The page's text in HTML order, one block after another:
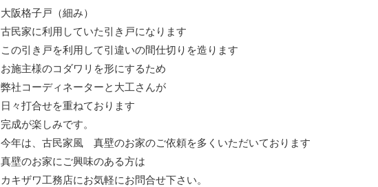
大阪格子戸（細み）
古民家に利用していた引き戸になります
この引き戸を利用して引違いの間仕切りを造ります
お施主様のコダワリを形にするため
弊社コーディネーターと大工さんが
日々打合せを重ねております
完成が楽しみです。
今年は、古民家風 真壁のお家のご依頼を多くいただいております
真壁のお家にご興味のある方は
カキザワ工務店にお気軽にお問合せ下さい。